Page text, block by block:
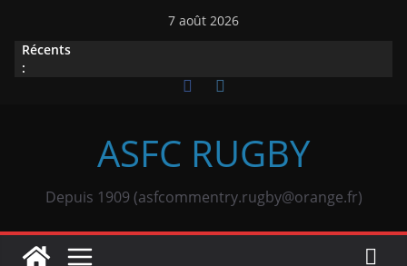
contenu
7 août 2026
Récents
:
ASFC RUGBY
Depuis 1909 (asfcommentry.rugby@orange.fr)